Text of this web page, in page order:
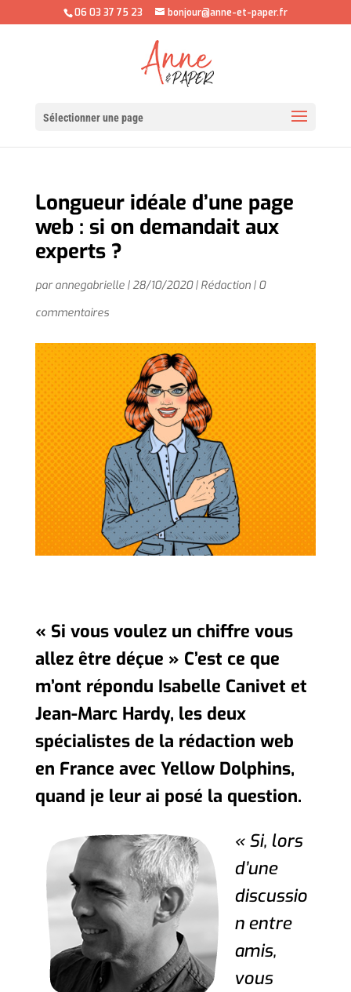
06 03 37 75 23 bonjour@anne-et-paper.fr
Sélectionner une page
Longueur idéale d’une page
web : si on demandait aux
experts ?
par annegabrielle|28/10/2020| Rédaction| 0
commentaires
« Si vous voulez un chiffre vous
allez être déçue » C’est ce que
m’ont répondu Isabelle Canivet et
Jean-Marc Hardy, les deux
spécialistes de la rédaction web
en France avec Yellow Dolphins,
quand je leur ai posé la question.
« Si, lors
d’une
discussio
n entre
amis,
vous